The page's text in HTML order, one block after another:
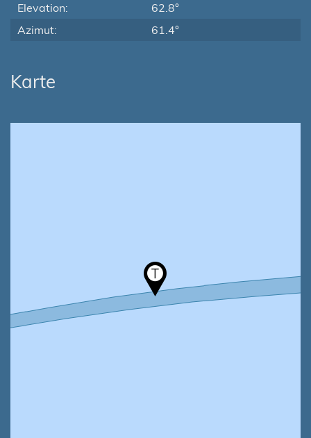
Elevation:
62.8°
Azimut:
61.4°
Karte